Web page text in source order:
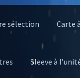
sélection Carte
Sleeve à